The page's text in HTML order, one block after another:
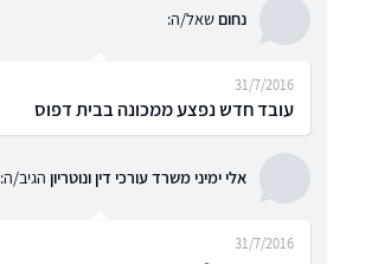
נחום שאל/ה:
עובד חדש נפצע ממכונה בבית דפוס
31/7/2016
אלי ימיני משרד עורכי דין ונוטריון הגיב/ה:
31/7/2016